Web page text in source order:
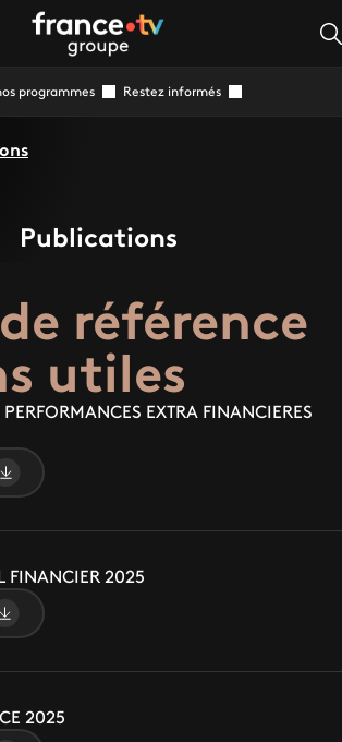
programmes Restez informés
Publications
référence
utiles
EXTRA FINANCIERES
FINANCIER 2025
2025